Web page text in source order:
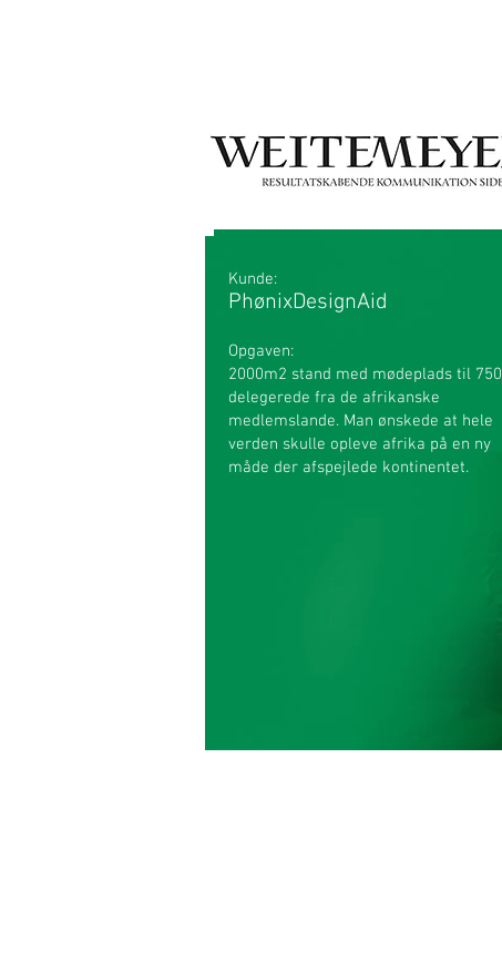
Kunde:
PhønixDesignAid
Opgaven:
2000m2 stand med mødeplads til 750
delegerede fra de afrikanske
medlemslande. Man ønskede at hele
verden skulle opleve afrika på en ny
måde der afspejlede kontinentet.